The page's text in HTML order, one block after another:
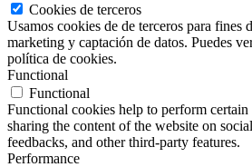
Cookies de terceros
Usamos cookies de de terceros para fines
marketing y captación de datos. Puedes
política de cookies.
Functional
Functional
Functional cookies help to perform
sharing the content of the website on
feedbacks, and other third-party features.
Performance